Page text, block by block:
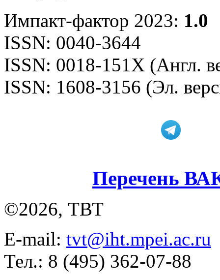
Импакт-фактор 2023: 1.0
ISSN: 0040-3644
ISSN: 0018-151X (Англ.
ISSN: 1608-3156 (Эл.
Перечень
©2026, ТВТ
E-mail: tvt@iht.mpei.ac.ru
Тел.: 8 (495) 362-07-88